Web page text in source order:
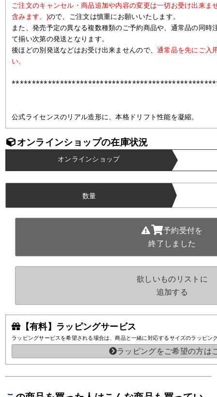
ご注文のキャンセル・商品追加や内容の変更は一切お受け出来ま
含みます。)ので、ご注文は慎重にお願いいたします。
また、発売予定の異なる複数種類のご予約商品や、通常品の同時
て揃い次第の発送となります。
後ほどの別発送などはお受け出来ませんので、通常品を先にご入
い。
公式ライセンスのリアル造形に、本格ドリフト性能を凝縮。
オンラインショップの在庫状況
オンラインショップ
【有料】ラッピングサービス
ラッピングサービスを希望される場合は、商品と一緒に対応するサイズのラッピン
ラッピングをご希望の方は
数量
予約受付を
終了しました
欲しいものリストに
追加する